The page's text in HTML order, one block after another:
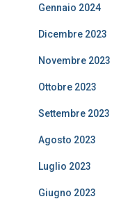
Gennaio 2024
Dicembre 2023
Novembre 2023
Ottobre 2023
Settembre 2023
Agosto 2023
Luglio 2023
Giugno 2023